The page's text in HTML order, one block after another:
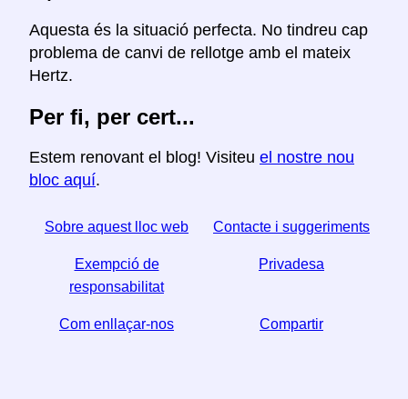
Aquesta és la situació perfecta. No tindreu cap
problema de canvi de rellotge amb el mateix
Hertz.
Per fi, per cert...
Estem renovant el blog! Visiteu el nostre nou
bloc aquí.
Sobre aquest lloc web Contacte i suggeriments
Exempció de
responsabilitat
Privadesa
Com enllaçar-nos Compartir